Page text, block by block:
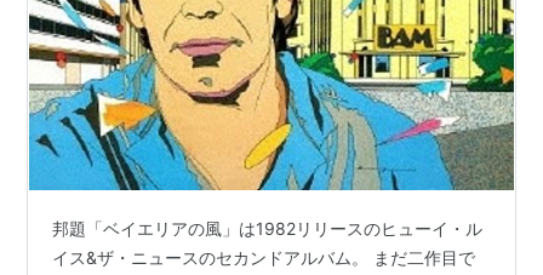
邦題「ベイエリアの風」は1982リリースのヒューイ・ル
イス&ザ・ニュースのセカンドアルバム。 まだ二作目で